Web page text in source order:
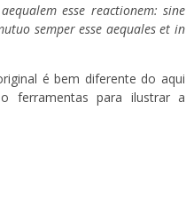
esse reactionem: sine
semper esse aequales et in
é bem diferente do aqui
ferramentas para ilustrar a